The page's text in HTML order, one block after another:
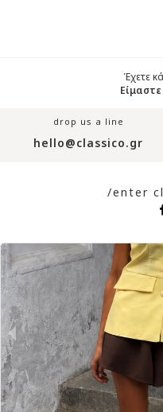
Έχετε
drop us a line
hello@classico.gr
/enter